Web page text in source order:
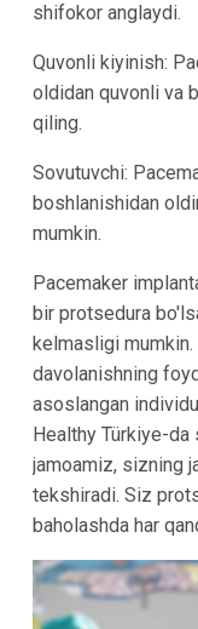
shifokor anglaydi.
Quvonli kiyinish:
oldidan quvonli va
qiling.
Sovutuvchi:
boshlanishidan
mumkin.
Pacemaker
bir protsedura
kelmasligi
davolanishning
asoslangan
Healthy Türkiye-
jamoamiz, sizning
tekshiradi. Siz
baholashda har